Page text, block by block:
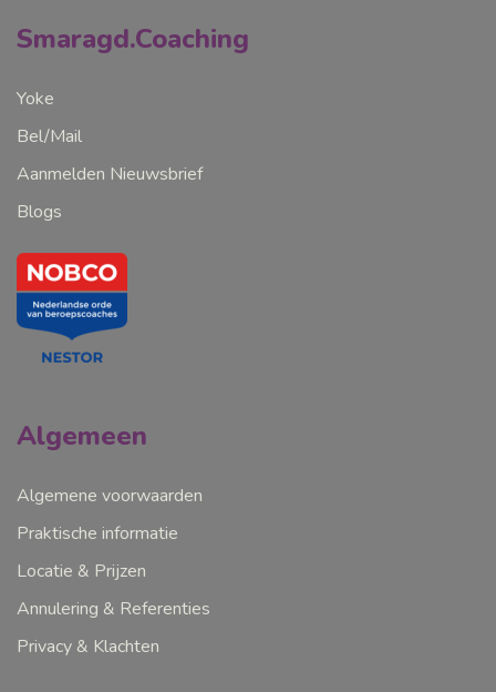
Smaragd.Coaching
Yoke
Bel/Mail
Aanmelden Nieuwsbrief
Blogs
Algemeen
Algemene voorwaarden
Praktische informatie
Locatie & Prijzen
Annulering & Referenties
Privacy & Klachten